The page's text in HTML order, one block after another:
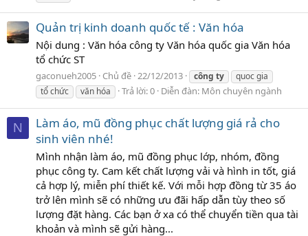
Quản trị kinh doanh quốc tế : Văn hóa
Nội dung : Văn hóa công ty Văn hóa quốc gia Văn hóa
tổ chức ST
gaconueh2005 Chủ đề 22/12/2013 công ty
quoc gia
tổ chức
văn hóa Trả lời: 0 Diễn đàn: Môn chuyên ngành
N
Làm áo, mũ đồng phục chất lượng giá rả cho
sinh viên nhé!
Mình nhận làm áo, mũ đồng phục lớp, nhóm, đồng
phục công ty. Cam kết chất lượng vải và hình in tốt, giá
cả hợp lý, miễn phí thiết kế. Với mỗi hợp đồng từ 35 áo
trở lên mình sẽ có những ưu đãi hấp dẫn tùy theo số
lượng đặt hàng. Các bạn ở xa có thể chuyển tiền qua tài
khoản và mình sẽ gửi hàng...